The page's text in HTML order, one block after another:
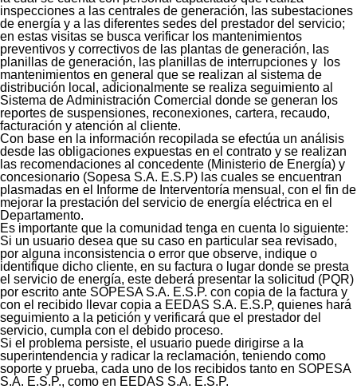
inspecciones a las centrales de generación, las subestaciones
de energía y a las diferentes sedes del prestador del servicio;
en estas visitas se busca verificar los mantenimientos
preventivos y correctivos de las plantas de generación, las
planillas de generación, las planillas de interrupciones y los
mantenimientos en general que se realizan al sistema de
distribución local, adicionalmente se realiza seguimiento al
Sistema de Administración Comercial donde se generan los
reportes de suspensiones, reconexiones, cartera, recaudo,
facturación y atención al cliente.
Con base en la información recopilada se efectúa un análisis
desde las obligaciones expuestas en el contrato y se realizan
las recomendaciones al concedente (Ministerio de Energía) y
concesionario (Sopesa S.A. E.S.P) las cuales se encuentran
plasmadas en el Informe de Interventoría mensual, con el fin de
mejorar la prestación del servicio de energía eléctrica en el
Departamento.
Es importante que la comunidad tenga en cuenta lo siguiente:
Si un usuario desea que su caso en particular sea revisado,
por alguna inconsistencia o error que observe, indique o
identifique dicho cliente, en su factura o lugar donde se presta
el servicio de energía, este deberá presentar la solicitud (PQR)
por escrito ante SOPESA S.A. E.S.P. con copia de la factura y
con el recibido llevar copia a EEDAS S.A. E.S.P, quienes hará
seguimiento a la petición y verificará que el prestador del
servicio, cumpla con el debido proceso.
Si el problema persiste, el usuario puede dirigirse a la
superintendencia y radicar la reclamación, teniendo como
soporte y prueba, cada uno de los recibidos tanto en SOPESA
S.A. E.S.P., como en EEDAS S.A. E.S.P.